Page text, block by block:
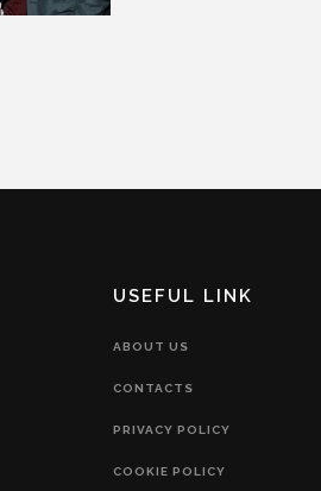
USEFUL LINK
ABOUT US
CONTACTS
PRIVACY POLICY
COOKIE POLICY